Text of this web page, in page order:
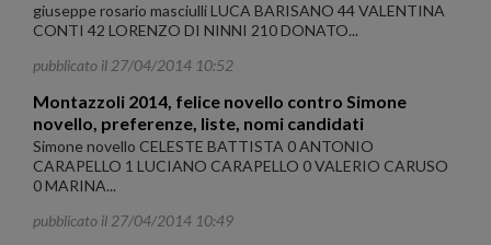
giuseppe rosario masciulli LUCA BARISANO 44 VALENTINA
CONTI 42 LORENZO DI NINNI 210 DONATO...
pubblicato il 27/04/2014 10:52
Montazzoli 2014, felice novello contro Simone
novello, preferenze, liste, nomi candidati
Simone novello CELESTE BATTISTA 0 ANTONIO
CARAPELLO 1 LUCIANO CARAPELLO 0 VALERIO CARUSO
0 MARINA...
pubblicato il 27/04/2014 10:49